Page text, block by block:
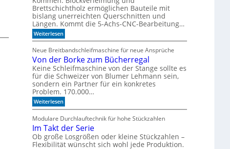
M
o
d
e
l
e
n
e
t
o
F
o
r
u
a
D
r
i
l
Brettschichtholz ermöglichen Bauteile mit
bislang unerreichten Querschnitten und
Längen. Kommt die 5-Achs-CNC-Bearbeitung…
Weiterlesen:
C
C
-
g
e
s
t
ü
t
z
t
m
i
d
Neue Breitbandschleifmaschine für neue Ansprüche
Von der Borke zum Bücherregal
Keine Schleifmaschine von der Stange sollte es
für die Schweizer von Blumer Lehmann sein,
sondern ein Partner für ein konkretes
Problem. 170.000…
Weiterlesen:
V
n
d
e
r
Modulare Durchlauftechnik für hohe Stückzahlen
Im Takt der Serie
Ob große Losgrößen oder kleine Stückzahlen –
Flexibilität wünscht sich wohl jede Produktion.